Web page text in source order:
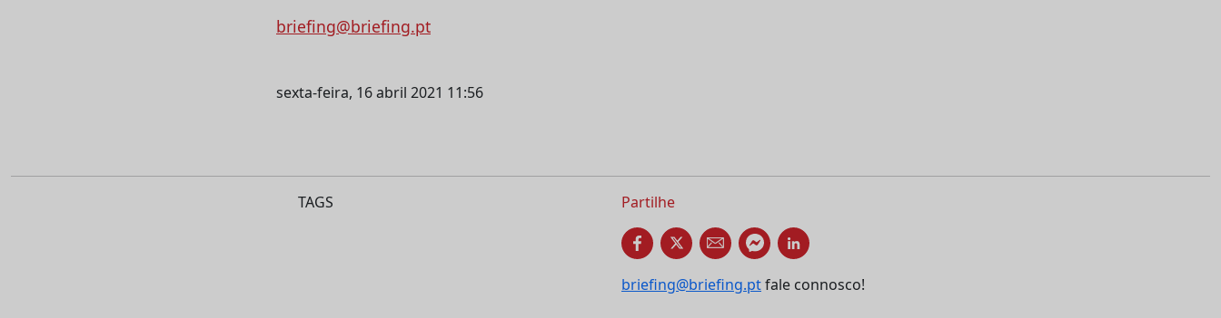
briefing@briefing.pt
sexta-feira, 16 abril 2021 11:56
TAGS Partilhe
briefing@briefing.ptfale connosco!